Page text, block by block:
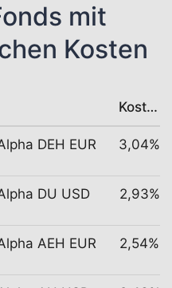
mit
Kosten
Kosten
DEH EUR 3,04%
DU USD 2,93%
AEH EUR 2,54%